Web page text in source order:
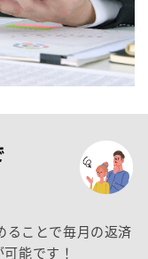
ることで毎月の返済
能です！